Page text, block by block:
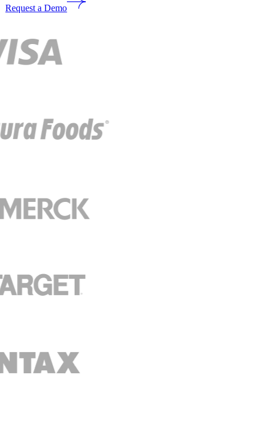
Request a Demo